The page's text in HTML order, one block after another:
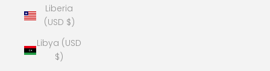
Liberia
(USD $)
Libya (USD
$)